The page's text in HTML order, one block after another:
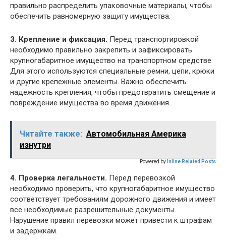
правильно распределить упаковочные материалы, чтобы
обеспечить равномерную защиту имущества.
3. Крепление и фиксация. Перед транспортировкой
необходимо правильно закрепить и зафиксировать
крупногабаритное имущество на транспортном средстве.
Для этого используются специальные ремни, цепи, крюки
и другие крепежные элементы. Важно обеспечить
надежность крепления, чтобы предотвратить смещение и
повреждение имущества во время движения.
Читайте также: Автомобильная Америка
изнутри
Powered by Inline Related Posts
4. Проверка легальности. Перед перевозкой
необходимо проверить, что крупногабаритное имущество
соответствует требованиям дорожного движения и имеет
все необходимые разрешительные документы.
Нарушение правил перевозки может привести к штрафам
и задержкам.